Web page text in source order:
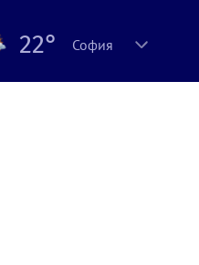
22° София